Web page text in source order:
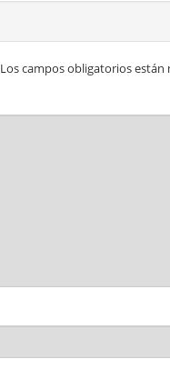
Los campos obligatorios están